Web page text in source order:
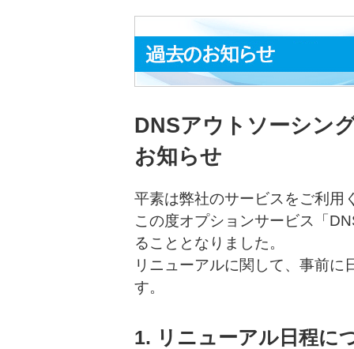
DNSアウトソーシン
お知らせ
平素は弊社のサービスをご利用
この度オプションサービス「
ることとなりました。
リニューアルに関して、事前
す。
1. リニューアル日程に